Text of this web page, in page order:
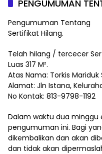
PENGUMUMAN
Pengumuman Tentang
Sertifikat Hilang.
Telah hilang / tercecer
Luas 317 M².
Atas Nama: Torkis Mariduk
Alamat: Jln Istana,
No Kontak: 813-9798-1192
Dalam waktu dua minggu
pengumuman ini. Bagi
dikembalikan dan akan
dan tidak akan